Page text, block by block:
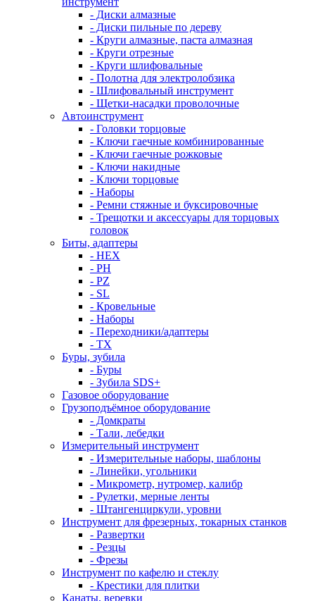
- Диски алмазные
- Диски пильные по дереву
- Круги алмазные, паста алмазная
- Круги отрезные
- Круги шлифовальные
- Полотна для электролобзика
- Шлифовальный инструмент
- Щетки-насадки проволочные
Автоинструмент
- Головки торцовые
- Ключи гаечные комбинированные
- Ключи гаечные рожковые
- Ключи накидные
- Ключи торцовые
- Наборы
- Ремни стяжные и буксировочные
- Трещотки и аксессуары для торцовых
головок
Биты, адаптеры
- HEX
- PH
- PZ
- SL
- Кровельные
- Наборы
- Переходники/адаптеры
- ТX
Буры, зубила
- Буры
- Зубила SDS+
Газовое оборудование
Грузоподъёмное оборудование
- Домкраты
- Тали, лебедки
Измерительный инструмент
- Измерительные наборы, шаблоны
- Линейки, угольники
- Микрометр, нутромер, калибр
- Рулетки, мерные ленты
- Штангенциркули, уровни
Инструмент для фрезерных, токарных станков
- Развертки
- Резцы
- Фрезы
Инструмент по кафелю и стеклу
- Крестики для плитки
Канаты, веревки